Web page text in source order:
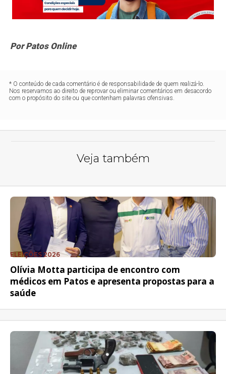
Por Patos Online
* O conteúdo de cada comentário é de responsabilidade de quem realizá-lo.
Nos reservamos ao direito de reprovar ou eliminar comentários em desacordo
com o propósito do site ou que contenham palavras ofensivas.
Veja também
ELEIÇÕES 2026
Olívia Motta participa de encontro com
médicos em Patos e apresenta propostas para a
saúde